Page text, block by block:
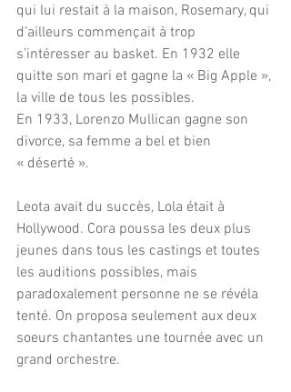
qui lui restait à la maison, Rosemary, qui
d’ailleurs commençait à trop
s’intéresser au basket. En 1932 elle
quitte son mari et gagne la « Big Apple »,
la ville de tous les possibles.
En 1933, Lorenzo Mullican gagne son
divorce, sa femme a bel et bien
« déserté ».
Leota avait du succès, Lola était à
Hollywood. Cora poussa les deux plus
jeunes dans tous les castings et toutes
les auditions possibles, mais
paradoxalement personne ne se révéla
tenté. On proposa seulement aux deux
soeurs chantantes une tournée avec un
grand orchestre.